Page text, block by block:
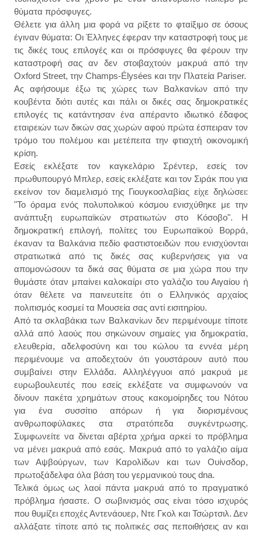
θύματα πρόσφυγες.
Θέλετε για άλλη μια φορά να ρίξετε το φταίξιμο σε όσους
έγιναν θύματα: Οι Έλληνες έφεραν την καταστροφή τους με
τις δικές τους επιλογές και οι πρόσφυγες θα φέρουν την
καταστροφή σας αν δεν στοιβαχτούν μακρυά από την
Oxford Street, την Champs-Élysées και την Πλατεία Pariser.
Ας αφήσουμε έξω τις χώρες των Βαλκανίων από την
κουβέντα διότι αυτές και πάλι οι δικές σας δημοκρατικές
επιλογές τις κατάντησαν ένα απέραντο ιδιωτικό έδαφος
εταιρειών των δικών σας χωρών αφού πρώτα έσπειραν τον
τρόμο του πολέμου και μετέπειτα την φτιαχτή οικονομική
κρίση.
Εσείς εκλέξατε τον καγκελάριο Σρέντερ, εσείς τον
πρωθυπουργό Μπλερ, εσείς εκλέξατε και τον Σιράκ που για
εκείνον τον διαμελισμό της Γιουγκοσλαβίας είχε δηλώσει:
"Το όραμα ενός πολυπολικού κόσμου ενισχύθηκε με την
ανάπτυξη ευρωπαϊκών στρατιωτών στο Κόσοβο". Η
δημοκρατική επιλογή, πολίτες του Ευρωπαϊκού Βορρά,
έκαναν τα Βαλκάνια πεδίο φαστιστοειδών που ενισχύονται
στρατιωτικά από τις δικές σας κυβερνήσεις για να
απομονώσουν τα δικά σας θύματα σε μια χώρα που την
θυμάστε όταν μπαίνει καλοκαίρι στο γαλάζιο του Αιγαίου ή
όταν θέλετε να παινευτείτε ότι ο Ελληνικός αρχαίος
πολιτισμός κοσμεί τα Μουσεία σας αντί εισιτηρίου.
Από τα σκλαβάκια των Βαλκανίων δεν περιμένουμε τίποτε
αλλά από λαούς που σηκώνουν σημαίες για δημοκρατία,
ελευθερία, αδελφοσύνη και του κώλου τα εννέα μέρη
περιμένουμε να αποδεχτούν ότι γουστάρουν αυτό που
συμβαίνει στην Ελλάδα. Αλληλέγγυοι από μακρυά με
ευρωβουλευτές που εσείς εκλέξατε να συμφωνούν να
δίνουν πακέτα χρημάτων στους κακομοίρηδες του Νότου
για ένα συσσίτιο απόρων ή για διορισμένους
ανθρωποφύλακες στα στρατόπεδα συγκέντρωσης.
Συμφωνείτε να δίνεται αβέρτα χρήμα αρκεί το πρόβλημα
να μένει μακρυά από εσάς. Μακρυά από το γαλάζιο αίμα
των Αψβούργων, των Καρολίδων και των Ουίνσδορ,
πρωτοξάδελφα όλα βάση του γερμανικού τους dna.
Τελικά όμως ως λαοί πάντα μακρυά από το πραγματικό
πρόβλημα ήσαστε. Ο σωβινισμός σας είναι τόσο ισχυρός
που θυμίζει εποχές Αντενάουερ, Ντε Γκολ και Τσώρτσιλ. Δεν
αλλάξατε τίποτε από τις πολιτικές σας πεποιθήσεις αν και